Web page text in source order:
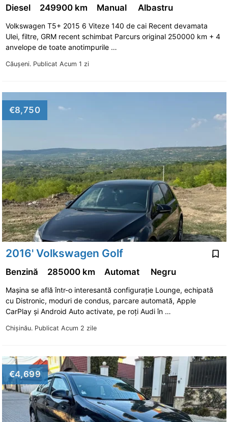
Volkswagen Golf VII Volkswagen ID.3
Volkswagen ID.4 Volkswagen ID.6
Volkswagen Jetta Volkswagen Lupo
Volkswagen Multivan
Volkswagen Passat B3
Volkswagen Passat B5 Volkswagen Passat B6
Volkswagen Phaeton Volkswagen Polo
Volkswagen Scirocco Volkswagen Sharan
Volkswagen T-Cross Volkswagen T-Roc
Volkswagen T1 (Transporter) Volkswagen T3 (Transporter)
Volkswagen T4 Volkswagen T4 (Transporter) pass
Volkswagen T4 (Transporter) груз Volkswagen T5
Volkswagen T5 (Transporter) pass
Volkswagen T6 Volkswagen Tiguan
Volkswagen Touareg Volkswagen Touran
Volkswagen Transporter
Căuşeni. Publicat Acum 1 zi
Diesel 249900 km Manual Albastru
Volkswagen T5+ 2015 6 Viteze 140 de cai Recent devamata
Ulei, filtre, GRM recent schimbat Parcurs original 250000 km + 4
anvelope de toate anotimpurile …
€8,750
2016' Volkswagen Golf
Chişinău. Publicat Acum 2 zile
Benzină 285000 km Automat Negru
Mașina se află într-o interesantă configurație Lounge, echipată
cu Distronic, moduri de condus, parcare automată, Apple
CarPlay și Android Auto activate, pe roți Audi în …
€4,699